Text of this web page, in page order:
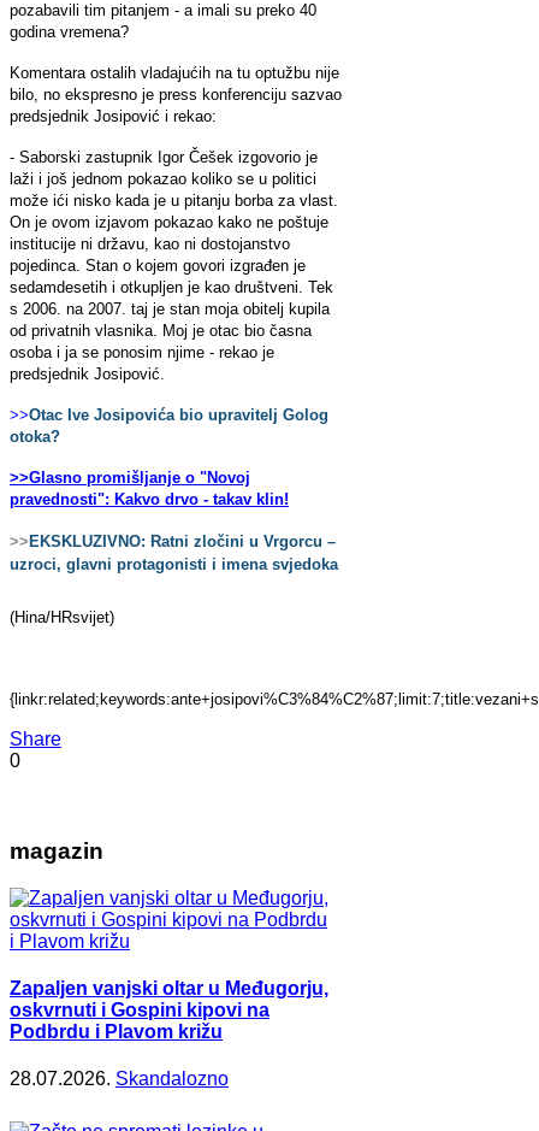
pozabavili tim pitanjem - a imali su preko 40
godina vremena?
Komentara ostalih vladajućih na tu optužbu nije
bilo, no ekspresno je press konferenciju sazvao
predsjednik Josipović i rekao:
- Saborski zastupnik Igor Češek izgovorio je
laži i još jednom pokazao koliko se u politici
može ići nisko kada je u pitanju borba za vlast.
On je ovom izjavom pokazao kako ne poštuje
institucije ni državu, kao ni dostojanstvo
pojedinca. Stan o kojem govori izgrađen je
sedamdesetih i otkupljen je kao društveni. Tek
s 2006. na 2007. taj je stan moja obitelj kupila
od privatnih vlasnika. Moj je otac bio časna
osoba i ja se ponosim njime - rekao je
predsjednik Josipović.
>>Otac Ive Josipovića bio upravitelj Golog
otoka?
>>Glasno promišljanje o "Novoj
pravednosti": Kakvo drvo - takav klin!
>> EKSKLUZIVNO: Ratni zločini u Vrgorcu –
uzroci, glavni protagonisti i imena svjedoka
(Hina/HRsvijet)
Share
0
magazin
Zapaljen vanjski oltar u Međugorju,
oskvrnuti i Gospini kipovi na
Podbrdu i Plavom križu
28.07.2026. Skandalozno